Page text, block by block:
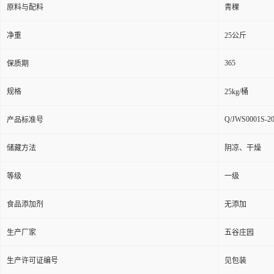
原料与配料 青稞
净重 25公斤
保质期 365
规格 25kg/桶
产品标准号 Q/JWS0001S-
储藏方法 阴凉、干燥
等级 一级
食品添加剂 无添加
生产厂家 五谷庄园
生产许可证编号 见包装